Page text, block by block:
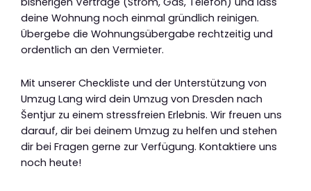
deine Wohnung noch einmal gründlich reinigen.
Übergebe die Wohnungsübergabe rechtzeitig und
ordentlich an den Vermieter.
Mit unserer Checkliste und der Unterstützung von
Umzug Lang wird dein Umzug von Dresden nach
Šentjur zu einem stressfreien Erlebnis. Wir freuen uns
darauf, dir bei deinem Umzug zu helfen und stehen
dir bei Fragen gerne zur Verfügung. Kontaktiere uns
noch heute!